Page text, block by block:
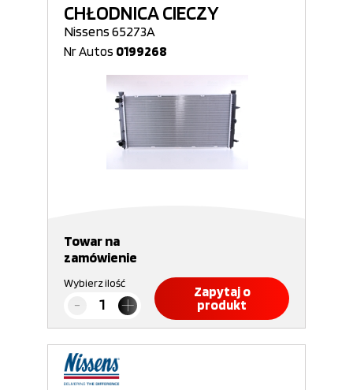
CHŁODNICA CIECZY
Nissens 65273A
Nr Autos 0199268
Towar na
zamówienie
Wybierz ilość
Zapytaj o
produkt